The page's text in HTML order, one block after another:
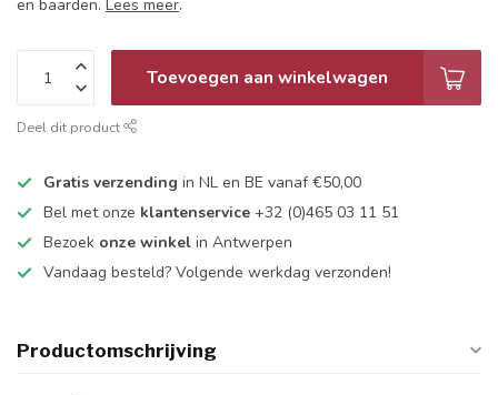
en baarden. Lees meer.
Toevoegen aan winkelwagen
Deel dit product
Gratis verzending in NL en BE vanaf €50,00
Bel met onze klantenservice +32 (0)465 03 11 51
Bezoek onze winkel in Antwerpen
Vandaag besteld? Volgende werkdag verzonden!
Productomschrijving